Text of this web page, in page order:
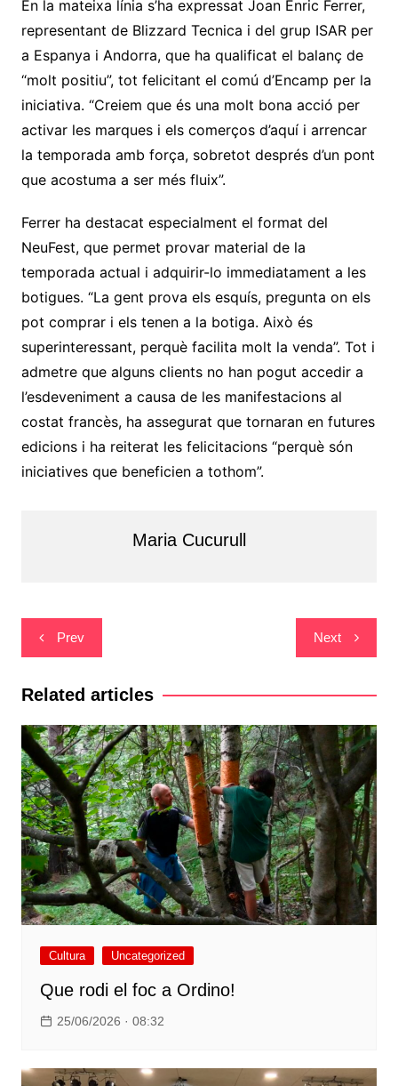
En la mateixa línia s’ha expressat Joan Enric Ferrer,
representant de Blizzard Tecnica i del grup ISAR per
a Espanya i Andorra, que ha qualificat el balanç de
“molt positiu”, tot felicitant el comú d’Encamp per la
iniciativa. “Creiem que és una molt bona acció per
activar les marques i els comerços d’aquí i arrencar
la temporada amb força, sobretot després d’un pont
que acostuma a ser més fluix”.
Ferrer ha destacat especialment el format del
NeuFest, que permet provar material de la
temporada actual i adquirir-lo immediatament a les
botigues. “La gent prova els esquís, pregunta on els
pot comprar i els tenen a la botiga. Això és
superinteressant, perquè facilita molt la venda”. Tot i
admetre que alguns clients no han pogut accedir a
l’esdeveniment a causa de les manifestacions al
costat francès, ha assegurat que tornaran en futures
edicions i ha reiterat les felicitacions “perquè són
iniciatives que beneficien a tothom”.
Maria Cucurull
Navegació
d'entrades
Prev Next
Related articles
Cultura Uncategorized
Que rodi el foc a Ordino!
25/06/2026 · 08:32